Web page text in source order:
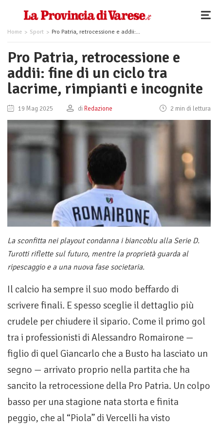
Home Sport Pro Patria, retrocessione e addii: fine di un ciclo tra lacrime, rimpianti e incognite
Pro Patria, retrocessione e
addii: fine di un ciclo tra
lacrime, rimpianti e incognite
19 Mag 2025 di Redazione 2 min di lettura
La sconfitta nei playout condanna i biancoblu alla Serie D.
Turotti riflette sul futuro, mentre la proprietà guarda al
ripescaggio e a una nuova fase societaria.
Il calcio ha sempre il suo modo beffardo di
scrivere finali. E spesso sceglie il dettaglio più
crudele per chiudere il sipario. Come il primo gol
tra i professionisti di Alessandro Romairone —
figlio di quel Giancarlo che a Busto ha lasciato un
segno — arrivato proprio nella partita che ha
sancito la retrocessione della Pro Patria. Un colpo
basso per una stagione nata storta e finita
peggio, che al “Piola” di Vercelli ha visto